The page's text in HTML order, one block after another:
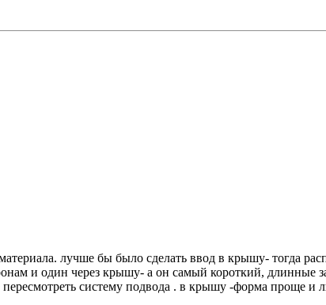
лучше бы было сделать ввод в крышу- тогда
и один через крышу- а он самый короткий, длинные
систему подвода . в крышу -форма проще и